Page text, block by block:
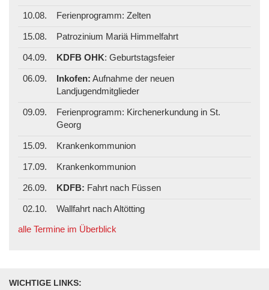
10.08. Ferienprogramm: Zelten
15.08. Patrozinium Mariä Himmelfahrt
04.09. KDFB OHK: Geburtstagsfeier
06.09. Inkofen: Aufnahme der neuen
Landjugendmitglieder
09.09.
Ferienprogramm: Kirchenerkundung in St.
Georg
15.09. Krankenkommunion
17.09. Krankenkommunion
26.09. KDFB: Fahrt nach Füssen
02.10.
Wallfahrt nach Altötting
alle Termine im Überblick
WICHTIGE LINKS: